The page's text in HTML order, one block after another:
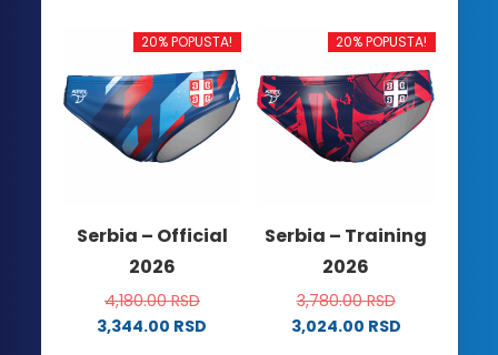
ima
varijanti.
Opcije
mogu
biti
stranici
proizvoda.
ima
varijanti.
Opcije
mogu
biti
stranici
proizvoda.
20% POPUSTA!
Serbia – Official
2026
4,180.00RSD
3,344.00 RSD
20% POPUSTA!
Serbia – Training
2026
3,780.00RSD
3,024.00 RSD